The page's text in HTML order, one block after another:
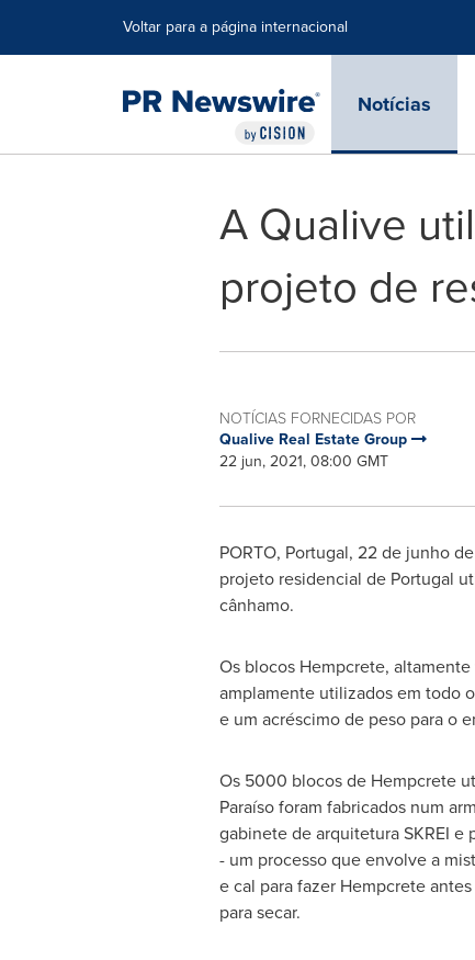
Voltar para a página internacional
Notícias
A Qualive
projeto de
NOTÍCIAS FORNECIDAS POR
Qualive Real Estate Group
22 jun, 2021, 08:00 GMT
PORTO, Portugal, 22 de junho
projeto residencial de Portugal
cânhamo.
Os blocos Hempcrete,
amplamente utilizados em todo
e um acréscimo de peso para o
Os 5000 blocos de Hempcrete
Paraíso foram fabricados num
gabinete de arquitetura SKREI e
- um processo que envolve a
e cal para fazer Hempcrete
para secar.